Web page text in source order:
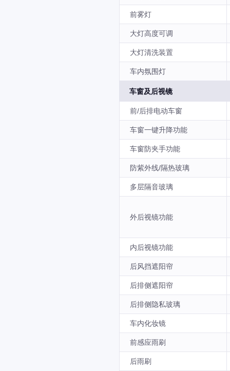
前雾灯
大灯高度可调
大灯清洗装置
车内氛围灯
车窗及后视镜
前/后排电动车窗
车窗一键升降功能
车窗防夹手功能
防紫外线/隔热玻璃
多层隔音玻璃
外后视镜功能
内后视镜功能
后风挡遮阳帘
后排侧遮阳帘
后排侧隐私玻璃
车内化妆镜
前感应雨刷
后雨刷